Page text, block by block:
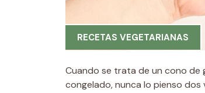
RECETAS VEGETARIANAS
Cuando se trata de un cono
congelado, nunca lo pienso dos